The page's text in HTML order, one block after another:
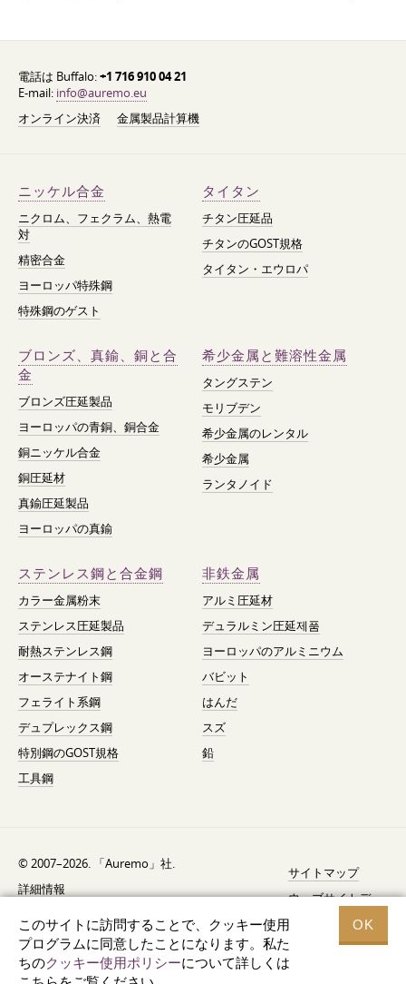
このサイトに訪問することで、クッキー使用
プログラムに同意したことになります。私た
ちのクッキー使用ポリシーについて詳しくは
OK
電話は Buffalo:+1 716 910 04 21
E-mail: info@auremo.eu
オンライン決済
金属製品計算機
ニッケル合金
ニクロム、フェクラム、熱電
対
精密合金
ヨーロッパ特殊鋼
特殊鋼のゲスト
タイタン
チタン圧延品
チタンのGOST規格
タイタン・エウロパ
ブロンズ、真鍮、銅と合
金
ブロンズ圧延製品
ヨーロッパの青銅、銅合金
銅ニッケル合金
銅圧延材
真鍮圧延製品
ヨーロッパの真鍮
希少金属と難溶性金属
タングステン
モリブデン
希少金属のレンタル
希少金属
ランタノイド
ステンレス鋼と合金鋼
カラー金属粉末
ステンレス圧延製品
耐熱ステンレス鋼
オーステナイト鋼
フェライト系鋼
デュプレックス鋼
特別鋼のGOST規格
工具鋼
非鉄金属
アルミ圧延材
デュラルミン圧延제품
ヨーロッパのアルミニウム
バビット
はんだ
スズ
鉛
© 2007–2026. 「Auremo」社.
詳細情報
AGB（利用規約）
リコール通知
データ保護
サイトマップ
ウェブサイトデ